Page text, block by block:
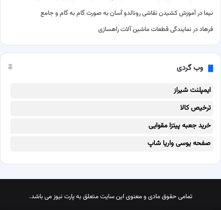
نیما درآموزش کشیدن نقاشی رونالدو آسان به صورت گام به گام و جامع
فرهاددر نمایندگی قطعات ماشین آلات راهسازی
وب گردی
ایمپلنت شیراز
ترخیص کالا
خرید جعبه پیتزا مقوایی
صفحه یوسی واریا شاپ
تمامی حقوق مادی و معنوی این سایت متعلق به پارت نیوز می باشد.